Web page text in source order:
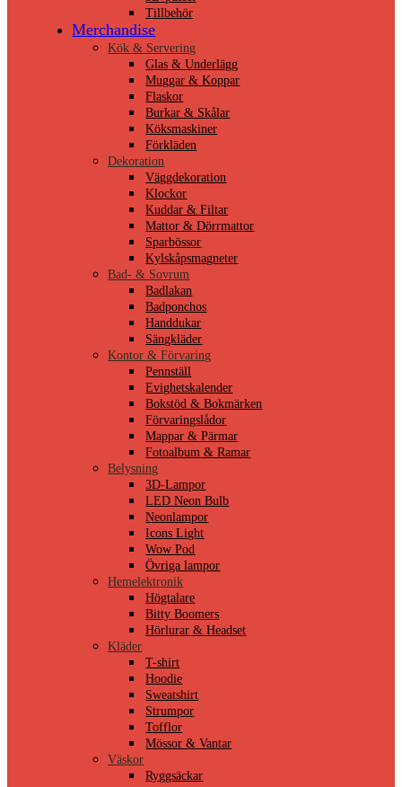
Tillbehör
Merchandise
Kök & Servering
Glas & Underlägg
Muggar & Koppar
Flaskor
Burkar & Skålar
Köksmaskiner
Förkläden
Dekoration
Väggdekoration
Klockor
Kuddar & Filtar
Mattor & Dörrmattor
Sparbössor
Kylskåpsmagneter
Bad- & Sovrum
Badlakan
Badponchos
Handdukar
Sängkläder
Kontor & Förvaring
Pennställ
Evighetskalender
Bokstöd & Bokmärken
Förvaringslådor
Mappar & Pärmar
Fotoalbum & Ramar
Belysning
3D-Lampor
LED Neon Bulb
Neonlampor
Icons Light
Wow Pod
Övriga lampor
Hemelektronik
Högtalare
Bitty Boomers
Hörlurar & Headset
Kläder
T-shirt
Hoodie
Sweatshirt
Strumpor
Tofflor
Mössor & Vantar
Väskor
Ryggsäckar